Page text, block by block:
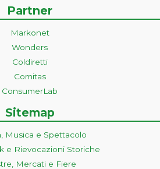
Partner
Markonet
Wonders
Coldiretti
Comitas
ConsumerLab
Sitemap
Musica e Spettacolo
e Rievocazioni Storiche
Mercati e Fiere